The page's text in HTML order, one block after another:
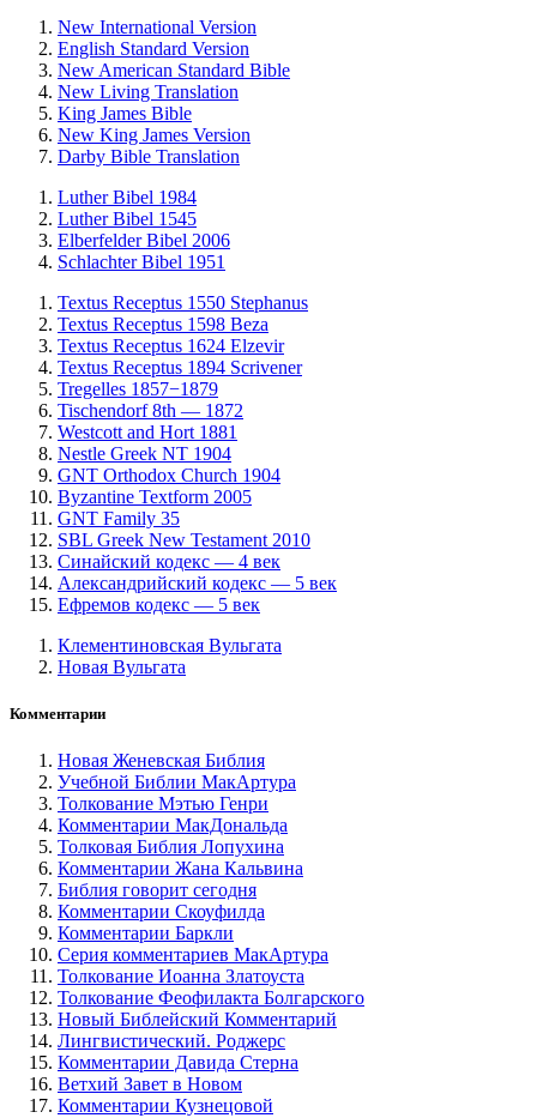
New International Version
English Standard Version
New American Standard Bible
New Living Translation
King James Bible
New King James Version
Darby Bible Translation
Luther Bibel 1984
Luther Bibel 1545
Elberfelder Bibel 2006
Schlachter Bibel 1951
Textus Receptus 1550 Stephanus
Textus Receptus 1598 Beza
Textus Receptus 1624 Elzevir
Textus Receptus 1894 Scrivener
Tregelles 1857−1879
Tischendorf 8th — 1872
Westcott and Hort 1881
Nestle Greek NT 1904
GNT Orthodox Church 1904
Byzantine Textform 2005
GNT Family 35
SBL Greek New Testament 2010
Синайский кодекс — 4 век
Александрийский кодекс — 5 век
Ефремов кодекс — 5 век
Клементиновская Вульгата
Новая Вульгата
Комментарии
Новая Женевская Библия
Учебной Библии МакАртура
Толкование Мэтью Генри
Комментарии МакДональда
Толковая Библия Лопухина
Комментарии Жана Кальвина
Библия говорит сегодня
Комментарии Скоуфилда
Комментарии Баркли
Серия комментариев МакАртура
Толкование Иоанна Златоуста
Толкование Феофилакта Болгарского
Новый Библейский Комментарий
Лингвистический. Роджерс
Комментарии Давида Стерна
Ветхий Завет в Новом
Комментарии Кузнецовой